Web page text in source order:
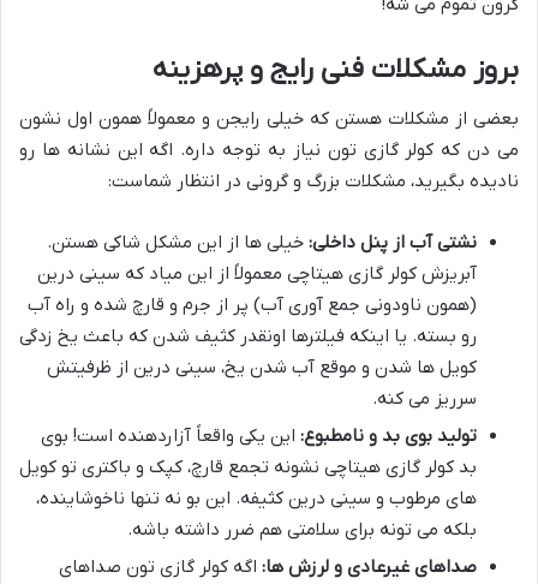
گرون تموم می شه!
بروز مشکلات فنی رایج و پرهزینه
بعضی از مشکلات هستن که خیلی رایجن و معمولاً همون اول نشون
می دن که کولر گازی تون نیاز به توجه داره. اگه این نشانه ها رو
نادیده بگیرید، مشکلات بزرگ و گرونی در انتظار شماست:
نشتی آب از پنل داخلی: خیلی ها از این مشکل شاکی هستن.
آبریزش کولر گازی هیتاچی معمولاً از این میاد که سینی درین
(همون ناودونی جمع آوری آب) پر از جرم و قارچ شده و راه آب
رو بسته. یا اینکه فیلترها اونقدر کثیف شدن که باعث یخ زدگی
کویل ها شدن و موقع آب شدن یخ، سینی درین از ظرفیتش
سرریز می کنه.
تولید بوی بد و نامطبوع: این یکی واقعاً آزاردهنده است! بوی
بد کولر گازی هیتاچی نشونه تجمع قارچ، کپک و باکتری تو کویل
های مرطوب و سینی درین کثیفه. این بو نه تنها ناخوشاینده،
بلکه می تونه برای سلامتی هم ضرر داشته باشه.
صداهای غیرعادی و لرزش ها: اگه کولر گازی تون صداهای